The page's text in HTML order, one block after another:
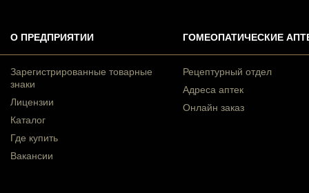
О ПРЕДПРИЯТИИ
Зарегистрированные товарные
знаки
Лицензии
Каталог
Где купить
Вакансии
ГОМЕОПАТИЧЕСКИЕ
Рецептурный отдел
Адреса аптек
Онлайн заказ